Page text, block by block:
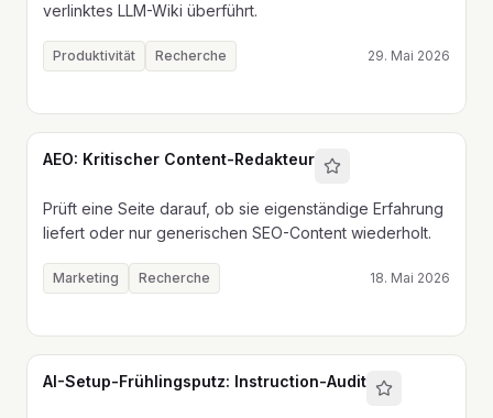
verlinktes LLM-Wiki überführt.
Produktivität Recherche 29. Mai 2026
AEO: Kritischer Content-Redakteur
Prüft eine Seite darauf, ob sie eigenständige Erfahrung
liefert oder nur generischen SEO-Content wiederholt.
Marketing Recherche 18. Mai 2026
AI-Setup-Frühlingsputz: Instruction-Audit